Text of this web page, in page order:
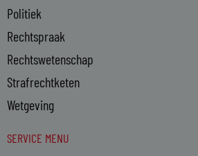
Politiek
Rechtspraak
Rechtswetenschap
Strafrechtketen
Wetgeving
SERVICE MENU